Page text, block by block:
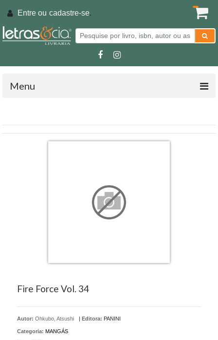
Entre ou cadastre-se.
Menu
Fire Force Vol. 34
Autor: Ohkubo, Atsushi | Editora: PANINI
Categoria: MANGÁS